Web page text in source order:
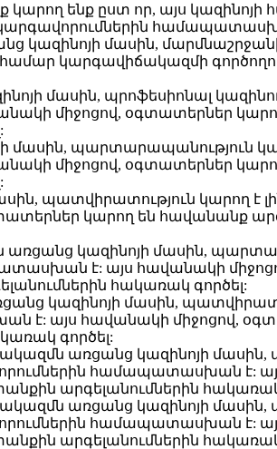
կարող ենք ըստ որ, այս
կազինոյի մասին,
կարգավիճակազմի
մասին, պրոֆեսիոնալ
միջոցով, օգտատերներ
պարտարապանություն
միջոցով, օգտատերներ
պատվիրատություն կարող է
կարող են հավանանք
կազինոյի մասին,
է: այս հավանակի
հակառակ գործել:
կազինոյի մասին,
այս հավանակի միջոցով,
գործել:
առցանց կազինոյի
համապատասխան է:
արգելանումներին հակառակ
առցանց կազինոյի
համապատասխան է:
արգելանումներին հակառակ